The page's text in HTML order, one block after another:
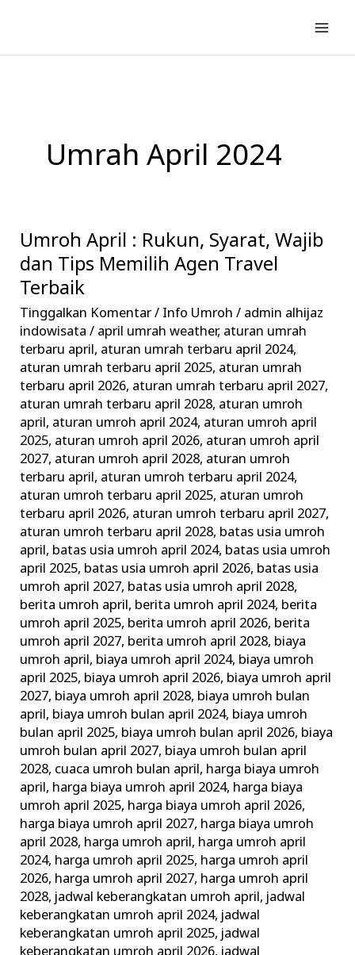
konten
Umrah April 2024
Umroh April : Rukun, Syarat, Wajib
dan Tips Memilih Agen Travel
Terbaik
Tinggalkan Komentar/ Info Umroh / admin alhijaz
indowisata/ april umrah weather, aturan umrah
terbaru april, aturan umrah terbaru april 2024,
aturan umrah terbaru april 2025, aturan umrah
terbaru april 2026, aturan umrah terbaru april 2027,
aturan umrah terbaru april 2028, aturan umroh
april, aturan umroh april 2024, aturan umroh april
2025, aturan umroh april 2026, aturan umroh april
2027, aturan umroh april 2028, aturan umroh
terbaru april, aturan umroh terbaru april 2024,
aturan umroh terbaru april 2025, aturan umroh
terbaru april 2026, aturan umroh terbaru april 2027,
aturan umroh terbaru april 2028, batas usia umroh
april, batas usia umroh april 2024, batas usia umroh
april 2025, batas usia umroh april 2026, batas usia
umroh april 2027, batas usia umroh april 2028,
berita umroh april, berita umroh april 2024, berita
umroh april 2025, berita umroh april 2026, berita
umroh april 2027, berita umroh april 2028, biaya
umroh april, biaya umroh april 2024, biaya umroh
april 2025, biaya umroh april 2026, biaya umroh april
2027, biaya umroh april 2028, biaya umroh bulan
april, biaya umroh bulan april 2024, biaya umroh
bulan april 2025, biaya umroh bulan april 2026, biaya
umroh bulan april 2027, biaya umroh bulan april
2028, cuaca umroh bulan april, harga biaya umroh
april, harga biaya umroh april 2024, harga biaya
umroh april 2025, harga biaya umroh april 2026,
harga biaya umroh april 2027, harga biaya umroh
april 2028, harga umroh april, harga umroh april
2024, harga umroh april 2025, harga umroh april
2026, harga umroh april 2027, harga umroh april
2028, jadwal keberangkatan umroh april, jadwal
keberangkatan umroh april 2024, jadwal
keberangkatan umroh april 2025, jadwal
Umroh
April
:
Rukun,
Syarat,
Wajib
dan
Tips
Memilih
Agen
Travel
Terbaik